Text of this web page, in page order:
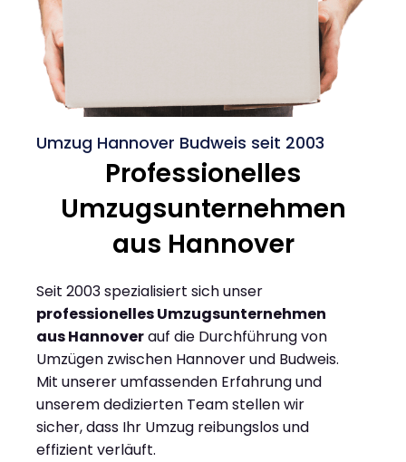
Umzug Hannover Budweis seit 2003
Professionelles
Umzugsunternehmen
aus Hannover
Seit 2003 spezialisiert sich unser
professionelles Umzugsunternehmen
aus Hannoverauf die Durchführung von
Umzügen zwischen Hannover und Budweis.
Mit unserer umfassenden Erfahrung und
unserem dedizierten Team stellen wir
sicher, dass Ihr Umzug reibungslos und
effizient verläuft.